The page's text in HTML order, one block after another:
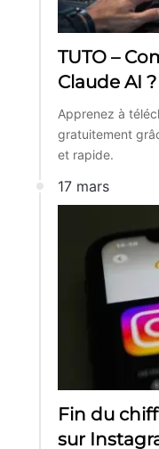
TUTO –
Claude AI ?
Apprenez à
gratuitement
et rapide.
17 mars
Fin du
sur